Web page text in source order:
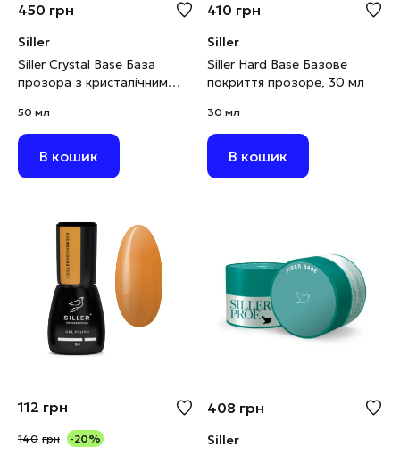
450 грн
Siller
Siller Crystal Base База
прозора з кристалічним
50 мл
В кошик
410 грн
Siller
Siller Hard Base Базове
покриття прозоре, 30 мл
30 мл
В кошик
112 грн
140 грн -20%
408 грн
Siller